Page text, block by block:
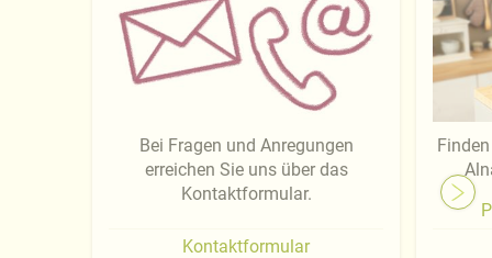
Bei Fragen und Anregungen
erreichen Sie uns über das
Kontaktformular.
Kontaktformular